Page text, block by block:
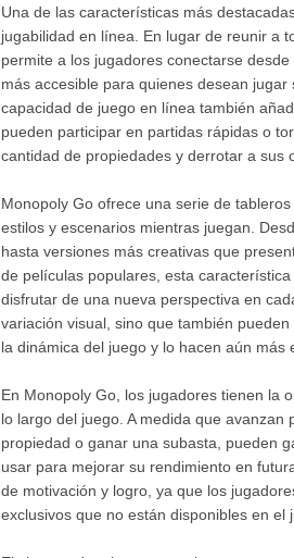
Una de las características más
jugabilidad en línea. En lugar de reunir a
permite a los jugadores conectarse
más accesible para quienes desean
capacidad de juego en línea también
pueden participar en partidas rápidas o
cantidad de propiedades y derrotar a sus
Monopoly Go ofrece una serie de
estilos y escenarios mientras juegan.
hasta versiones más creativas que
de películas populares, esta
disfrutar de una nueva perspectiva en
variación visual, sino que también
la dinámica del juego y lo hacen aún más
En Monopoly Go, los jugadores tienen la
lo largo del juego. A medida que
propiedad o ganar una subasta, pueden
usar para mejorar su rendimiento en
de motivación y logro, ya que los
exclusivos que no están disponibles en el